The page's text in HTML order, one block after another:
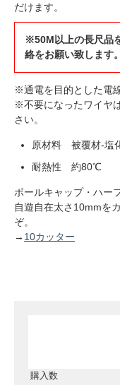
だけます。
※50M以上の長尺品
絡をお願い致します。
※通電を目的とした電
※不要になったワイヤ
さい。
原材料 被覆材-塩
耐熱性 約80℃
ボールキャップ・ハー
自遊自在太さ10mmを
ぞ。
→ 10カッター
購入数